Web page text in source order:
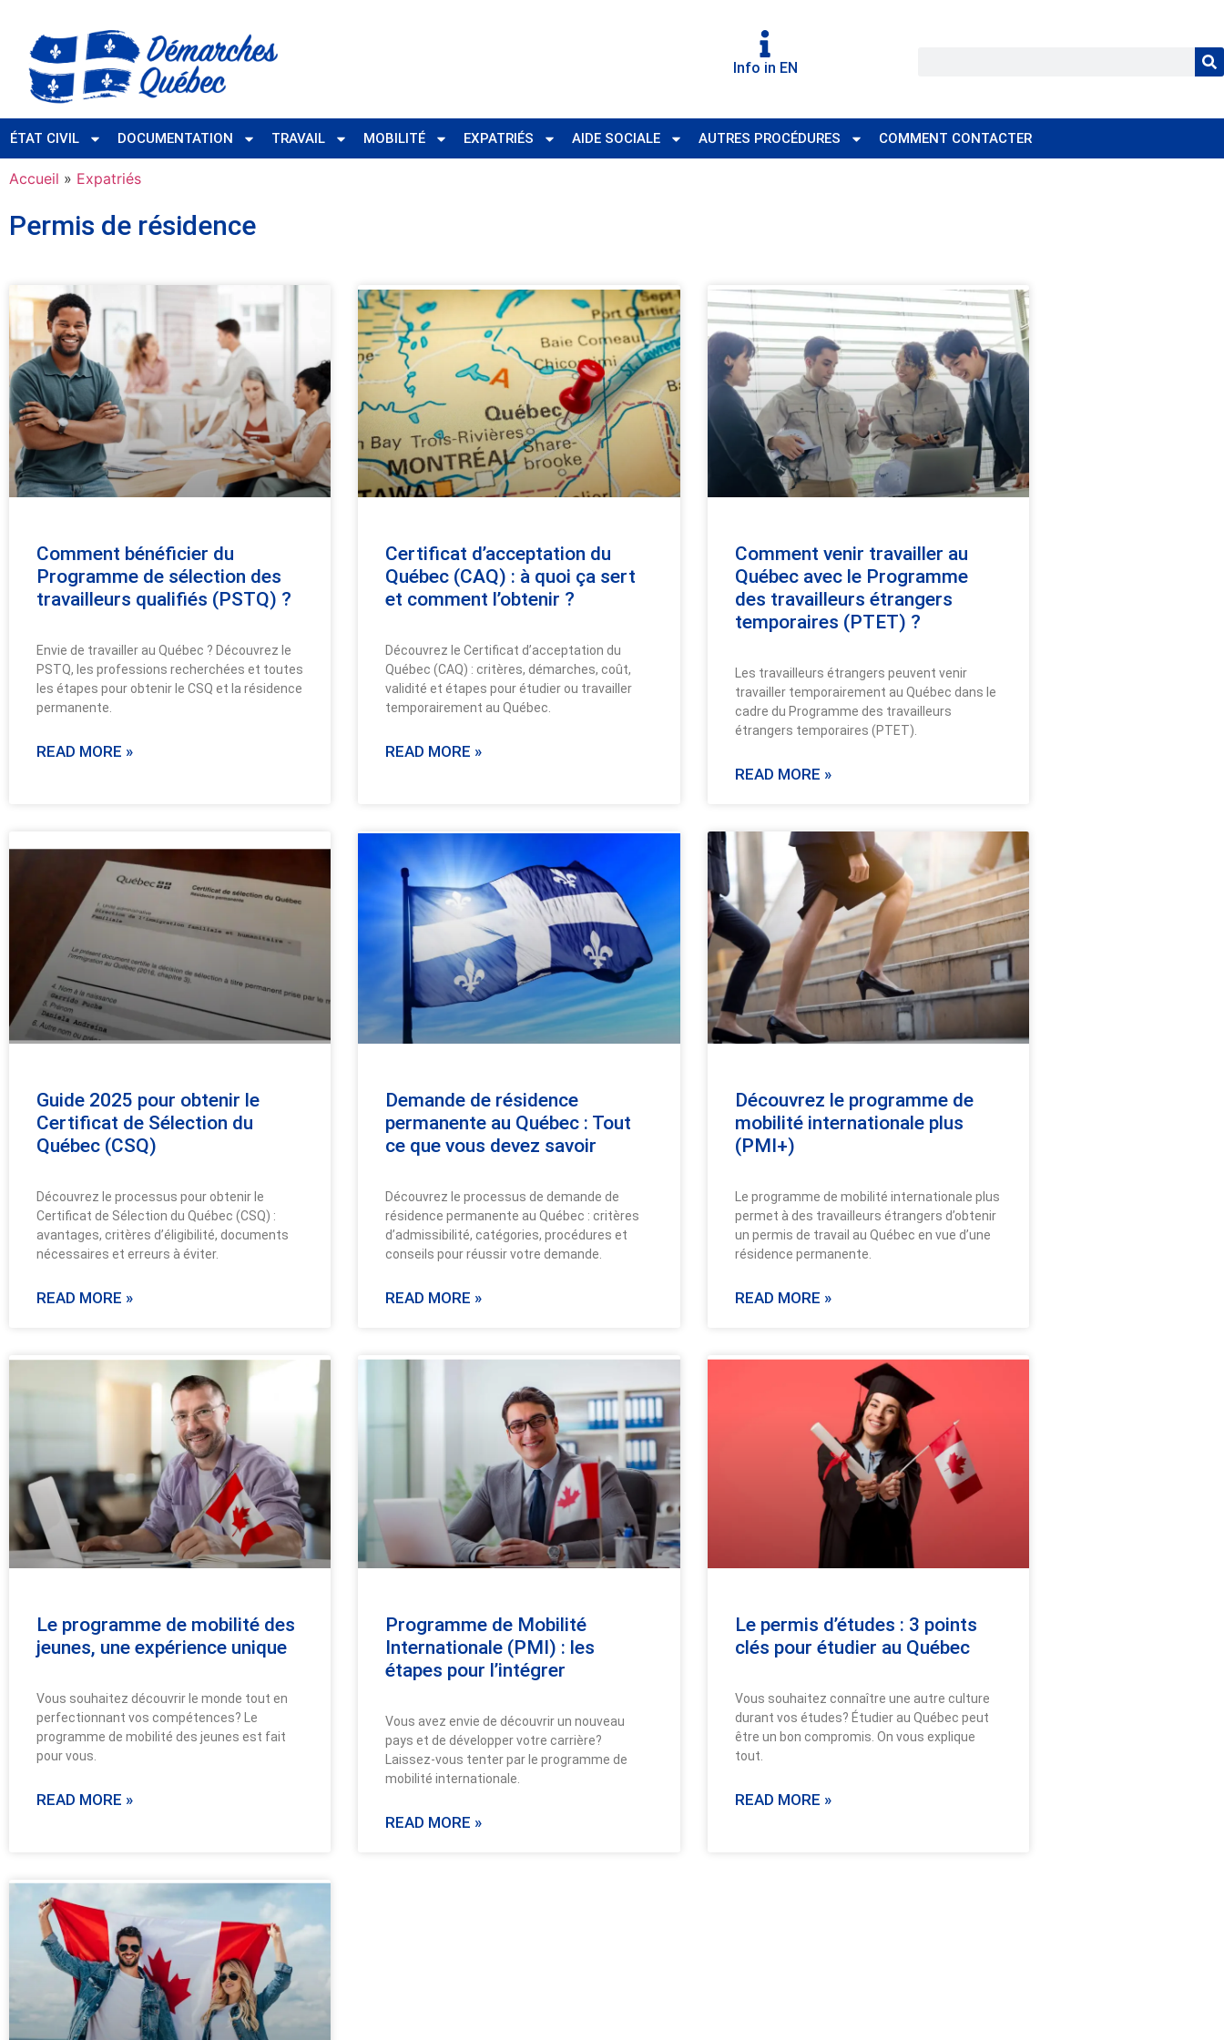
Info in EN
ÉTAT CIVIL DOCUMENTATION TRAVAIL MOBILITÉ EXPATRIÉS AIDE SOCIALE AUTRES PROCÉDURES COMMENT CONTACTER
Accueil » Expatriés
Permis de résidence
Comment bénéficier du
Programme de sélection des
travailleurs qualifiés (PSTQ) ?
Envie de travailler au Québec ? Découvrez le
PSTQ, les professions recherchées et toutes
les étapes pour obtenir le CSQ et la résidence
permanente.
READ MORE »
Certificat d’acceptation du
Québec (CAQ) : à quoi ça sert
et comment l’obtenir ?
Découvrez le Certificat d’acceptation du
Québec (CAQ) : critères, démarches, coût,
validité et étapes pour étudier ou travailler
temporairement au Québec.
READ MORE »
Comment venir travailler au
Québec avec le Programme
des travailleurs étrangers
temporaires (PTET) ?
Les travailleurs étrangers peuvent venir
travailler temporairement au Québec dans le
cadre du Programme des travailleurs
étrangers temporaires (PTET).
READ MORE »
Guide 2025 pour obtenir le
Certificat de Sélection du
Québec (CSQ)
Découvrez le processus pour obtenir le
Certificat de Sélection du Québec (CSQ) :
avantages, critères d’éligibilité, documents
nécessaires et erreurs à éviter.
READ MORE »
Demande de résidence
permanente au Québec : Tout
ce que vous devez savoir
Découvrez le processus de demande de
résidence permanente au Québec : critères
d’admissibilité, catégories, procédures et
conseils pour réussir votre demande.
READ MORE »
Découvrez le programme de
mobilité internationale plus
(PMI+)
Le programme de mobilité internationale plus
permet à des travailleurs étrangers d’obtenir
un permis de travail au Québec en vue d’une
résidence permanente.
READ MORE »
Le programme de mobilité des
jeunes, une expérience unique
Vous souhaitez découvrir le monde tout en
perfectionnant vos compétences? Le
programme de mobilité des jeunes est fait
pour vous.
READ MORE »
Programme de Mobilité
Internationale (PMI) : les
étapes pour l’intégrer
Vous avez envie de découvrir un nouveau
pays et de développer votre carrière?
Laissez-vous tenter par le programme de
mobilité internationale.
READ MORE »
Le permis d’études : 3 points
clés pour étudier au Québec
Vous souhaitez connaître une autre culture
durant vos études? Étudier au Québec peut
être un bon compromis. On vous explique
tout.
READ MORE »